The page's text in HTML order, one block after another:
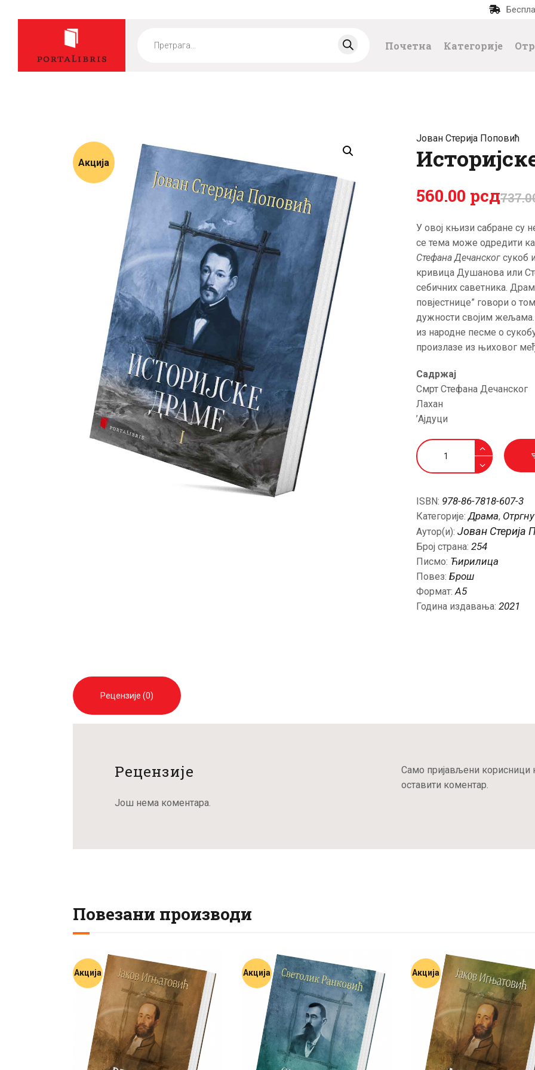
search
Почетна Категорије
КАТЕГОРИЈЕ
НОВЕ КЊИГЕ
ОТРГНУТО ОД
ЗАБОРАВА
АУТОРИ
АКТУЕЛНОСТИ
ЦЕНОВНИК
ПИСМО
Акција
Јован Стерија Поповић
737.
560.00 рсд
У овој књизи сабране су
се тема може одредити
Стефана Дечанског сукоб
кривица Душанова или
себичних саветника.
повјестнице” говори о
дужности својим жељама.
из народне песме о
произлазе из њиховог
Садржај
Смрт Стефана Дечанског
Лахан
’Ајдуци
Историјске
драме
ISBN: 978-86-7818-607-3
Категорије:Драма,
Аутор(и): Јован Стерија
Број страна: 254
Писмо: Ћирилица
Повез: Брош
Формат:A5
Година издавања: 2021
Рецензије (0)
Рецензије
Још нема коментара.
Само пријављени корисници
оставити коментар.
Повезани производи
Акција Акција Акција